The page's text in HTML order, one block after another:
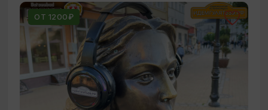
ОТ 1200₽